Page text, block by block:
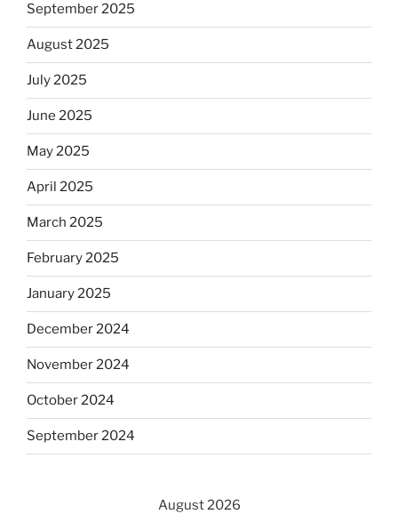
September 2025
August 2025
July 2025
June 2025
May 2025
April 2025
March 2025
February 2025
January 2025
December 2024
November 2024
October 2024
September 2024
August 2026